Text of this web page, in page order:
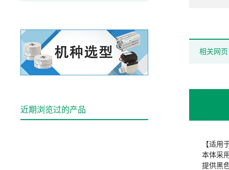
相关网页
【适用
本体采
提供黑
近期浏览过的产品